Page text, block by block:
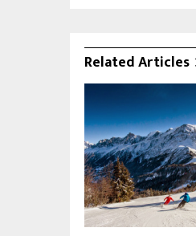
Related Articles